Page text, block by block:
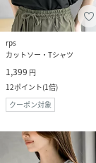
rps
カットソー・Tシャツ
1,399 円
12ポイント(1倍)
クーポン対象